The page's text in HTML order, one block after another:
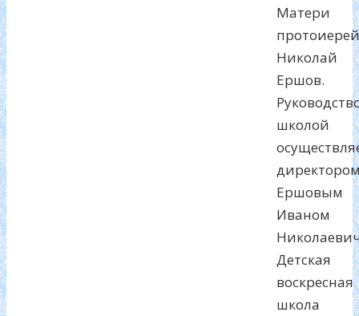
Матери
протоиерей
Николай
Ершов.
школой
Ершовым
Иваном
Детская
воскресная
школа